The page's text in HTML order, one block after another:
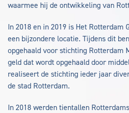
waarmee hij de ontwikkeling van
In 2018 en in 2019 is Het Rotterdam
een bijzondere locatie. Tijdens dit
opgehaald voor stichting Rotterdam
geld dat wordt opgehaald door
realiseert de stichting ieder jaar
de stad Rotterdam.
In 2018 werden tientallen